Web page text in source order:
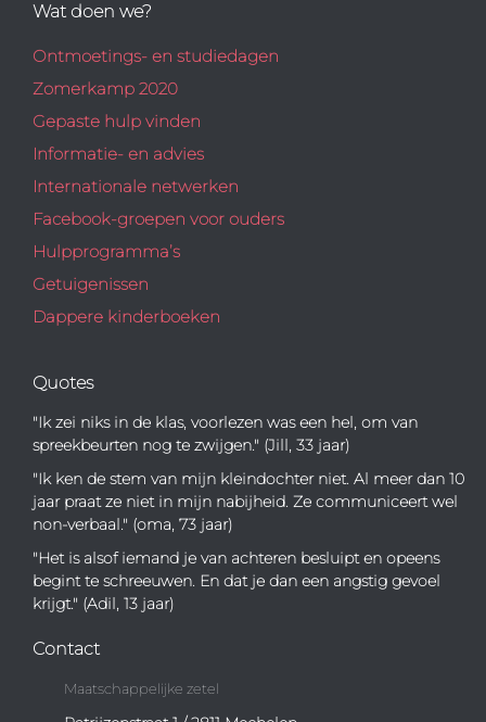
Wat doen we?
Ontmoetings- en studiedagen
Zomerkamp 2020
Gepaste hulp vinden
Informatie- en advies
Internationale netwerken
Facebook-groepen voor ouders
Hulpprogramma’s
Getuigenissen
Dappere kinderboeken
Quotes
"Ik zei niks in de klas, voorlezen was een hel, om van
spreekbeurten nog te zwijgen." (Jill, 33 jaar)
"Ik ken de stem van mijn kleindochter niet. Al meer dan 10
jaar praat ze niet in mijn nabijheid. Ze communiceert wel
non-verbaal." (oma, 73 jaar)
"Het is alsof iemand je van achteren besluipt en opeens
begint te schreeuwen. En dat je dan een angstig gevoel
krijgt." (Adil, 13 jaar)
Contact
Maatschappelijke zetel